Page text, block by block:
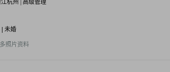
江杭州 | 高级管理
未婚
照片资料